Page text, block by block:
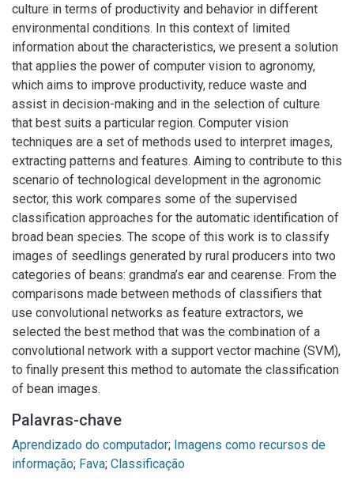
culture in terms of productivity and behavior in different
environmental conditions. In this context of limited
information about the characteristics, we present a solution
that applies the power of computer vision to agronomy,
which aims to improve productivity, reduce waste and
assist in decision-making and in the selection of culture
that best suits a particular region. Computer vision
techniques are a set of methods used to interpret images,
extracting patterns and features. Aiming to contribute to this
scenario of technological development in the agronomic
sector, this work compares some of the supervised
classification approaches for the automatic identification of
broad bean species. The scope of this work is to classify
images of seedlings generated by rural producers into two
categories of beans: grandma’s ear and cearense. From the
comparisons made between methods of classifiers that
use convolutional networks as feature extractors, we
selected the best method that was the combination of a
convolutional network with a support vector machine (SVM),
to finally present this method to automate the classification
of bean images.
Palavras-chave
Aprendizado do computador; Imagens como recursos de
informação; Fava; Classificação